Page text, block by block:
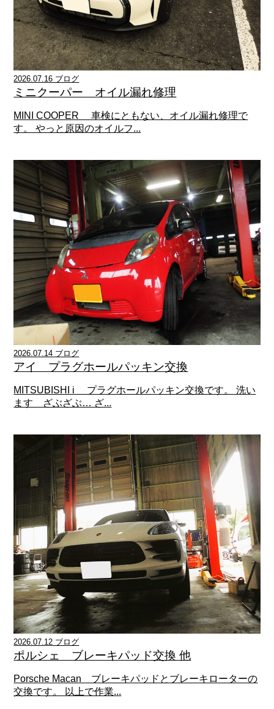
2026.07.16 ブログ
ミニクーパー オイル漏れ修理
MINI COOPER 車検にともない、オイル漏れ修理で
す。 やっと原因のオイルフ...
2026.07.14 ブログ
アイ プラグホールパッキン交換
MITSUBISHI i プラグホールパッキン交換です。 洗い
ます ざぶざぶ… ざ...
2026.07.12 ブログ
ポルシェ ブレーキパッド交換 他
Porsche Macan ブレーキパッドとブレーキローターの
交換です。 以上で作業...